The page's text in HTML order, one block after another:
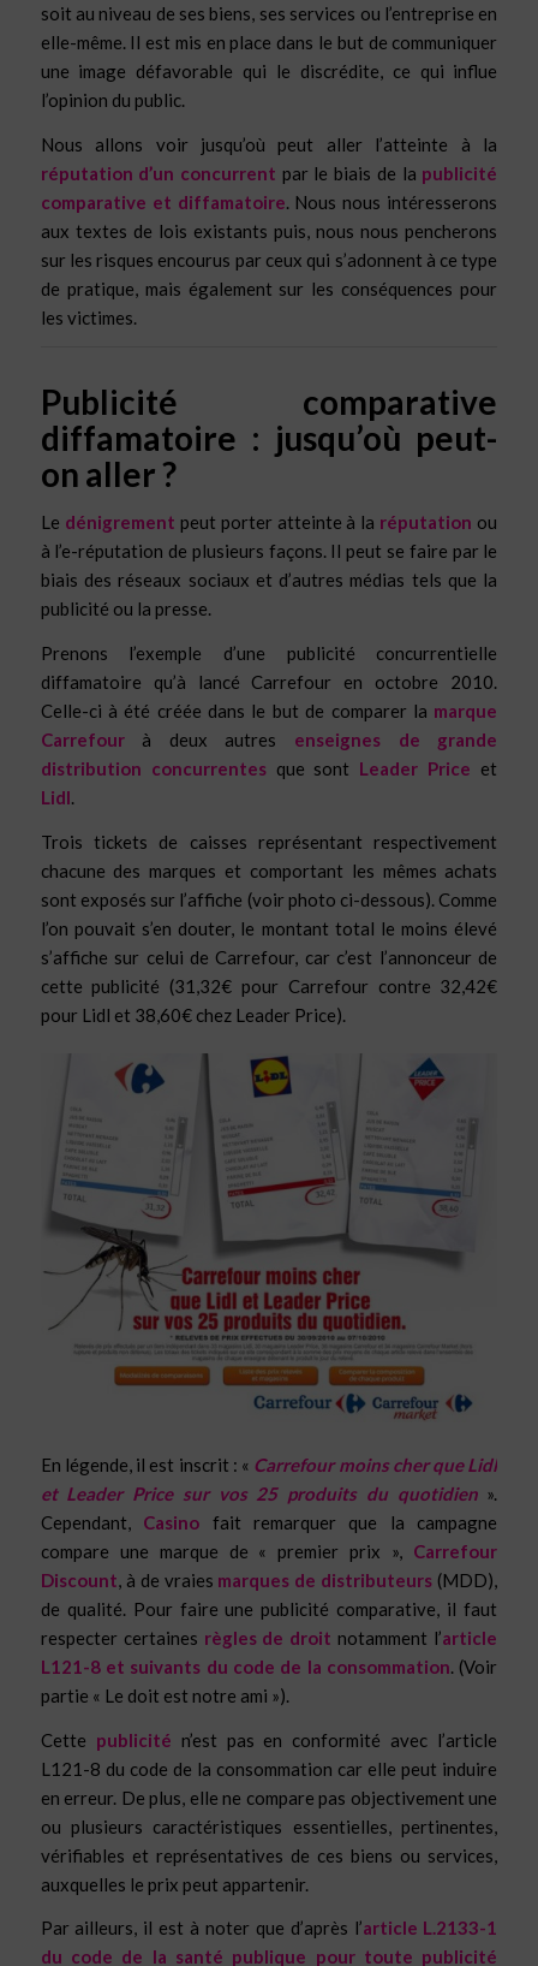
soit au niveau de ses biens, ses services ou l’entreprise en
elle-même. Il est mis en place dans le but de communiquer
une image défavorable qui le discrédite, ce qui influe
l’opinion du public.
Nous allons voir jusqu’où peut aller l’atteinte à la
réputation d’un concurrent par le biais de la publicité
comparative et diffamatoire . Nous nous intéresserons
aux textes de lois existants puis, nous nous pencherons
sur les risques encourus par ceux qui s’adonnent à ce type
de pratique, mais également sur les conséquences pour
les victimes.
Publicité comparative
diffamatoire : jusqu’où peut-
on aller ?
Le dénigrement peut porter atteinte à la réputation ou
à l’e-réputation de plusieurs façons. Il peut se faire par le
biais des réseaux sociaux et d’autres médias tels que la
publicité ou la presse.
Prenons l’exemple d’une publicité concurrentielle
diffamatoire qu’à lancé Carrefour en octobre 2010.
Celle-ci à été créée dans le but de comparer la marque
Carrefourà deux autres enseignes de grande
distribution concurrentesque sont Leader Price et
Lidl.
Trois tickets de caisses représentant respectivement
chacune des marques et comportant les mêmes achats
sont exposés sur l’affiche (voir photo ci-dessous). Comme
l’on pouvait s’en douter, le montant total le moins élevé
s’affiche sur celui de Carrefour, car c’est l’annonceur de
cette publicité (31,32€ pour Carrefour contre 32,42€
pour Lidl et 38,60€ chez Leader Price).
En légende, il est inscrit : « Carrefour moins cher que Lidl
et Leader Price sur vos 25 produits du quotidien ».
Cependant, Casino fait remarquer que la campagne
compare une marque de « premier prix », Carrefour
Discount, à de vraies marques de distributeurs (MDD),
de qualité. Pour faire une publicité comparative, il faut
respecter certaines règles de droit notamment l’article
L121-8 et suivants du code de la consommation. (Voir
partie « Le doit est notre ami »).
Cette publicité n’est pas en conformité avec l’article
L121-8 du code de la consommation car elle peut induire
en erreur. De plus, elle ne compare pas objectivement une
ou plusieurs caractéristiques essentielles, pertinentes,
vérifiables et représentatives de ces biens ou services,
auxquelles le prix peut appartenir.
Par ailleurs, il est à noter que d’après l’article L.2133-1
du code de la santé publique pour toute publicité